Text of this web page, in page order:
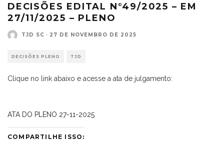
DECISÕES EDITAL N°49/2025 – EM
27/11/2025 – PLENO
TJD SC · 27 DE NOVEMBRO DE 2025
DECISÕES PLENO TJD
Clique no link abaixo e acesse a ata de julgamento:
ATA DO PLENO 27-11-2025
COMPARTILHE ISSO: